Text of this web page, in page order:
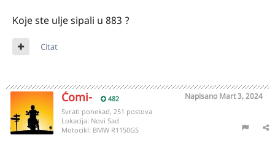
Koje ste ulje sipali u 883 ?
Citat
Ćomi- 482 Napisano Mart 3, 2024
Svrati ponekad, 251 postova
Lokacija: Novi Sad
Motocikl: BMW R1150GS